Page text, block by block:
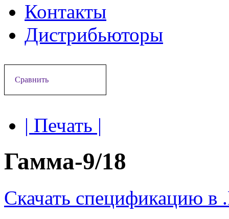
Контакты
Дистрибьюторы
Сравнить
| Печать |
Гамма-9/18
Скачать спецификацию в